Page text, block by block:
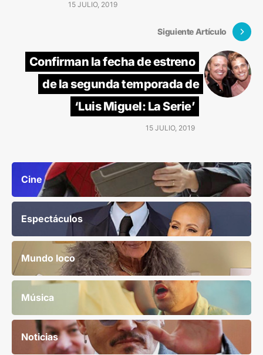
15 JULIO, 2019
Siguiente Artículo
Confirman la fecha de estreno
de la segunda temporada de
‘Luis Miguel: La Serie’
15 JULIO, 2019
Cine
Espectáculos
Mundo loco
Música
Noticias